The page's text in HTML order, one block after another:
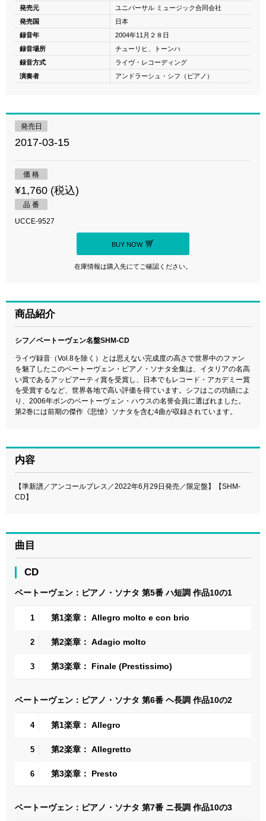
発売元
ユニバーサル ミュージック合同会社
発売国
日本
録音年
2004年11月２８日
録音場所
チューリヒ、トーンハ
録音方式
ライヴ・レコーディング
演奏者
アンドラーシュ・シフ（ピアノ）
発売日
2017-03-15
価 格
¥1,760 (税込)
品 番
UCCE-9527
BUY NOW
在庫情報は購入先にてご確認ください。
商品紹介
シフ／ベートーヴェン名盤SHM-CD
ライヴ録音（Vol.8を除く）とは思えない完成度の高さで世界中のファン
を魅了したこのベートーヴェン・ピアノ・ソナタ全集は、イタリアの名高
い賞であるアッビアーティ賞を受賞し、日本でもレコード・アカデミー賞
を受賞するなど、世界各地で高い評価を得ています。シフはこの功績によ
り、2006年ボンのベートーヴェン・ハウスの名誉会員に選ばれました。
第2巻には前期の傑作《悲愴》ソナタを含む4曲が収録されています。
内容
【準新譜／アンコールプレス／2022年6月29日発売／限定盤】【SHM-
CD】
曲目
CD
ベートーヴェン：ピアノ・ソナタ 第5番 ハ短調 作品10の1
1 第1楽章： Allegro molto e con brio
2 第2楽章： Adagio molto
3 第3楽章： Finale (Prestissimo)
ベートーヴェン：ピアノ・ソナタ 第6番 ヘ長調 作品10の2
4 第1楽章： Allegro
5 第2楽章： Allegretto
6 第3楽章： Presto
ベートーヴェン：ピアノ・ソナタ 第7番 ニ長調 作品10の3